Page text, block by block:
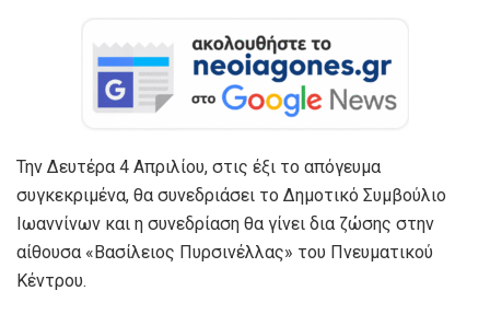
Την Δευτέρα 4 Απριλίου, στις έξι το απόγευμα
συγκεκριμένα, θα συνεδριάσει το Δημοτικό Συμβούλιο
Ιωαννίνων και η συνεδρίαση θα γίνει δια ζώσης στην
αίθουσα «Βασίλειος Πυρσινέλλας» του Πνευματικού
Κέντρου.